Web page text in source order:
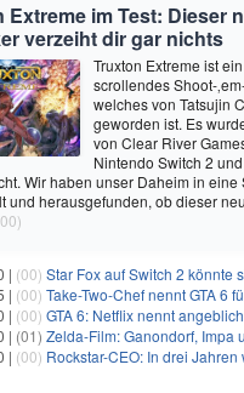
Extreme im Test: Dieser
verzeiht dir gar nichts
Truxton Extreme ist
scrollendes Shoot-
welches von Tatsujin
geworden ist. Es
von Clear River
Nintendo Switch 2
Wir haben unser Daheim in eine
und herausgefunden, ob dieser
| (00) Star Fox auf Switch 2 könnte
| (00) Take-Two-Chef nennt GTA 6 für 80 Euro ein
| (00) GTA 6: Netflix nennt angeblich Laufzeit der
| (01) Zelda-Film: Ganondorf, Impa und
| (00) Rockstar-CEO: In drei Jahren